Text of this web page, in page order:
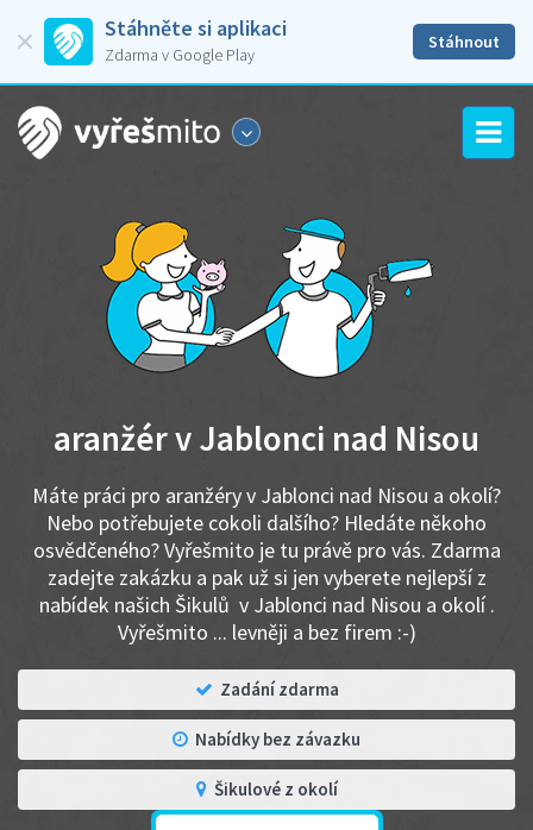
Stáhněte si aplikaci
Zdarma v Google Play
Stáhnout
aranžér v Jablonci nad Nisou
Máte práci pro aranžéry v Jablonci nad Nisou a okolí?
Nebo potřebujete cokoli dalšího? Hledáte někoho
osvědčeného? Vyřešmito je tu právě pro vás. Zdarma
zadejte zakázku a pak už si jen vyberete nejlepší z
nabídek našich Šikulů v Jablonci nad Nisou a okolí .
Vyřešmito ... levněji a bez firem :-)
Zadání zdarma
Nabídky bez závazku
Šikulové z okolí